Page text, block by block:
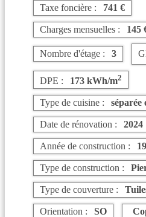
Taxe foncière : 741 €
Charges mensuelles : 145
Nombre d'étage : 3
DPE : 173 kWh/m2
Type de cuisine : séparée
Date de rénovation : 2024
Année de construction :
Type de construction :
Type de couverture :
Orientation : SO